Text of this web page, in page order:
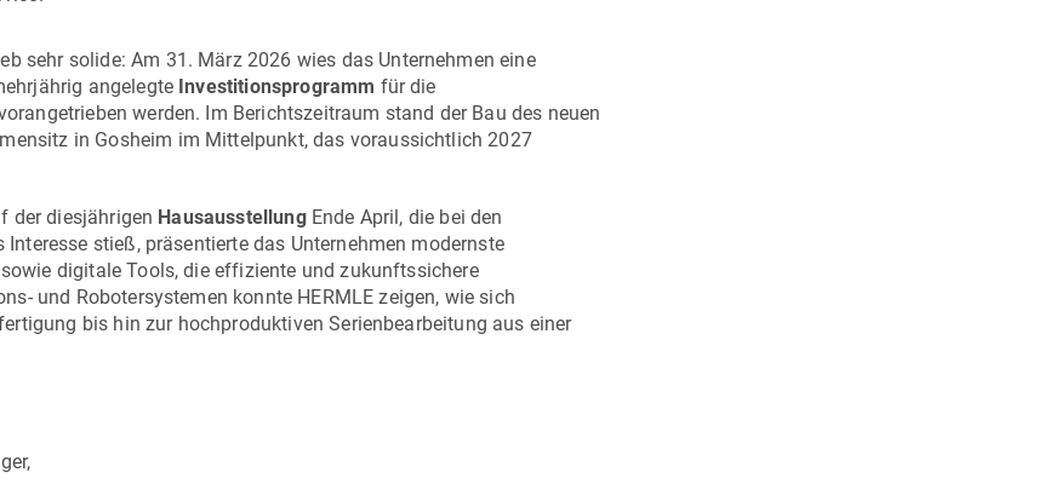
sehr solide: Am 31. März 2026 wies das Unternehmen eine
angelegte Investitionsprogramm für die
werden. Im Berichtszeitraum stand der Bau des neuen
in Gosheim im Mittelpunkt, das voraussichtlich 2027
der diesjährigen HausausstellungEnde April, die bei den
stieß, präsentierte das Unternehmen modernste
digitale Tools, die effiziente und zukunftssichere
und Robotersystemen konnte HERMLE zeigen, wie sich
bis hin zur hochproduktiven Serienbearbeitung aus einer